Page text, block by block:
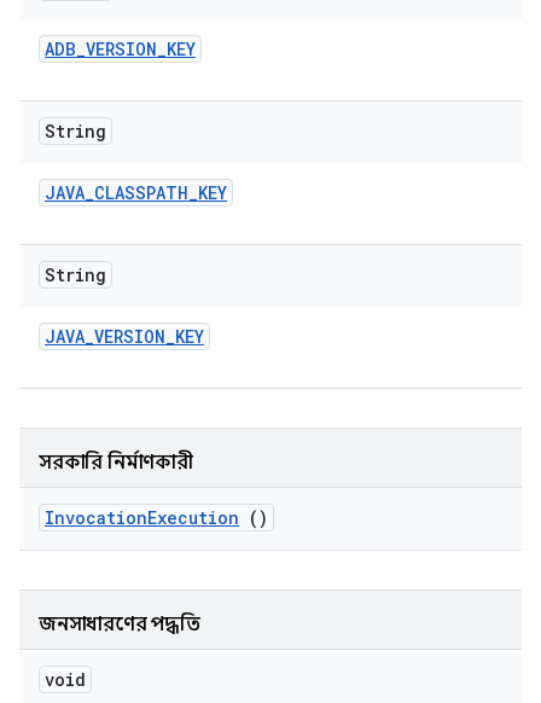
ADB_VERSION_KEY
String
JAVA_CLASSPATH_KEY
String
JAVA_VERSION_KEY
সরকারি নির্মাণকারী
InvocationExecution ()
জনসাধারণের পদ্ধতি
void